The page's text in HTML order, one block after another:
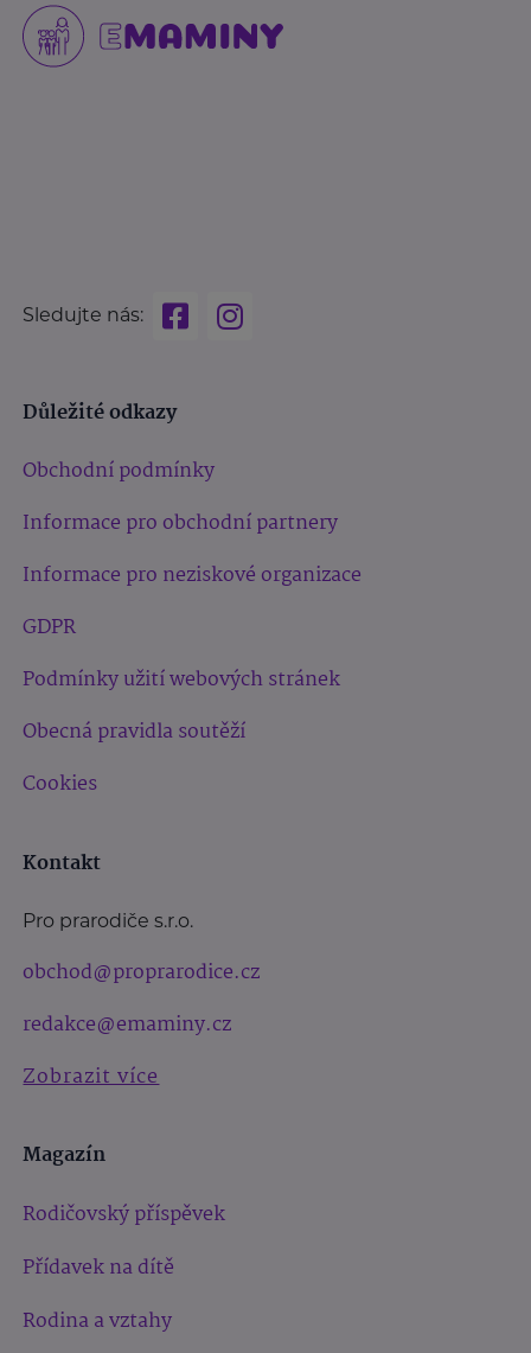
Sledujte nás:
Důležité odkazy
Obchodní podmínky
Informace pro obchodní partnery
Informace pro neziskové organizace
GDPR
Podmínky užití webových stránek
Obecná pravidla soutěží
Cookies
Kontakt
Pro prarodiče s.r.o.
obchod@proprarodice.cz
redakce@emaminy.cz
Zobrazit více
Magazín
Rodičovský příspěvek
Přídavek na dítě
Rodina a vztahy